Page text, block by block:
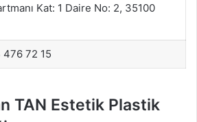
Kat: 1 Daire No: 2, 35100
72 15
TAN Estetik Plastik